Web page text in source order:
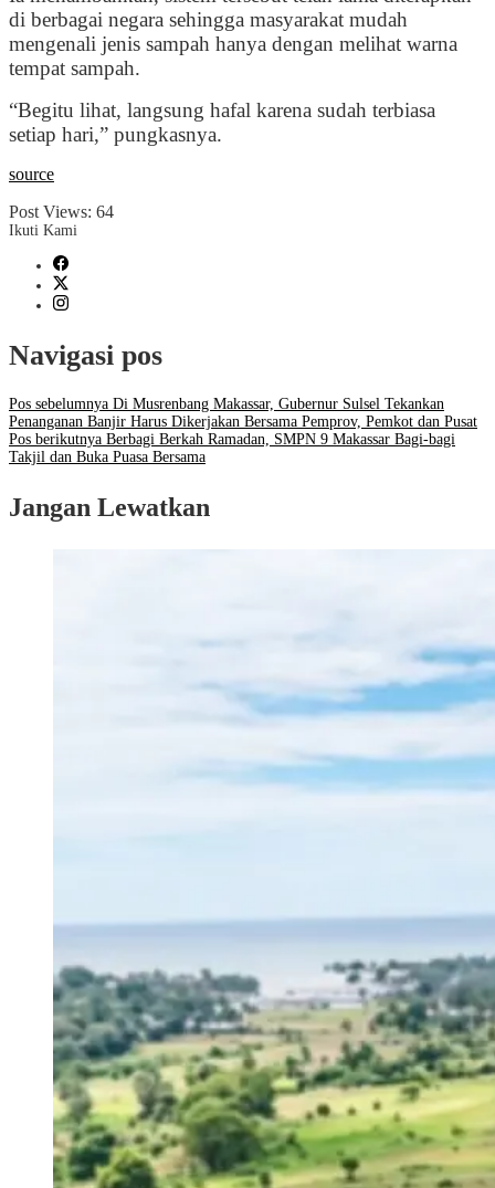
di berbagai negara sehingga masyarakat mudah
mengenali jenis sampah hanya dengan melihat warna
tempat sampah.
“Begitu lihat, langsung hafal karena sudah terbiasa
setiap hari,” pungkasnya.
source
Post Views: 64
Ikuti Kami
Navigasi pos
Pos sebelumnya Di Musrenbang Makassar, Gubernur Sulsel Tekankan
Penanganan Banjir Harus Dikerjakan Bersama Pemprov, Pemkot dan Pusat
Pos berikutnya Berbagi Berkah Ramadan, SMPN 9 Makassar Bagi-bagi
Takjil dan Buka Puasa Bersama
Jangan Lewatkan